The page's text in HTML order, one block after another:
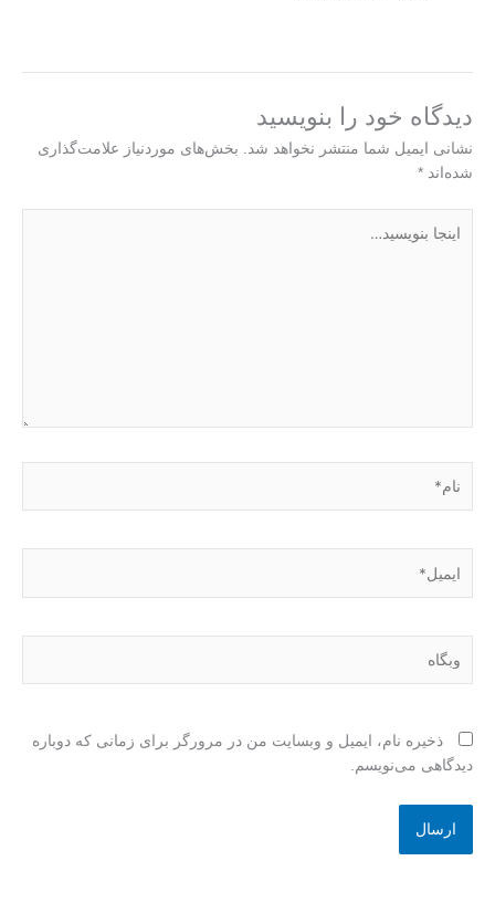
دیدگاه‌ خود را بنویسید
نشانی ایمیل شما منتشر نخواهد شد. بخش‌های موردنیاز علامت‌گذاری
شده‌اند *
بنویسید…
ذخیره نام، ایمیل و وبسایت من در مرورگر برای زمانی که دوباره
دیدگاهی می‌نویسم.